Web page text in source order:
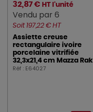
32,87 € HT l'unité
Vendu par 6
Soit 197,22 € HT
Assiette creuse
rectangulaire ivoire
porcelaine vitrifiée
32,3x21,4 cm Mazza Rak
Réf : E64027